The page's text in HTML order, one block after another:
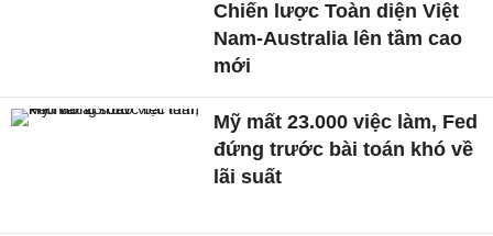
Chiến lược Toàn diện Việt
Nam-Australia lên tầm cao
mới
Mỹ mất 23.000 việc làm, Fed
đứng trước bài toán khó về
lãi suất